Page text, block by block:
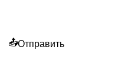
📤Отправить